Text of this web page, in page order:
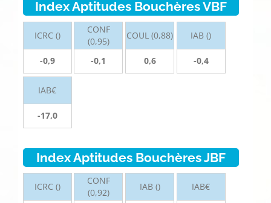
Index Aptitudes Bouchères VBF
ICRC ()
-0,9
CONF
(0,95)
-0,1
COUL (0,88)
0,6
IAB ()
-0,4
IAB€
-17,0
Index Aptitudes Bouchères JBF
ICRC ()
CONF
(0,92)
IAB () IAB€